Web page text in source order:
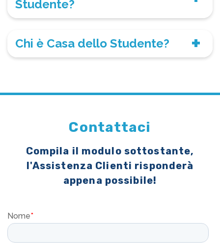
Studente?
Chi è Casa dello Studente?
Contattaci
Compila il modulo sottostante,
l'Assistenza Clienti risponderà
appena possibile!